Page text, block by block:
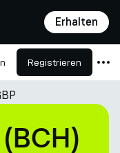
Erhalten
Registrieren